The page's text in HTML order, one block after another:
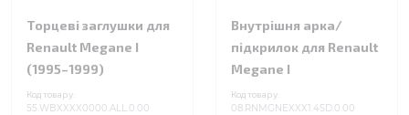
Торцеві заглушки для
Renault Megane I
(1995–1999)
Код товару:
55.WBXXXX0000.ALL.0.00
Внутрішня арка/
підкрилок для Renault
Megane I
Код товару:
08.RNMGNEXXX1.4SD.0.00